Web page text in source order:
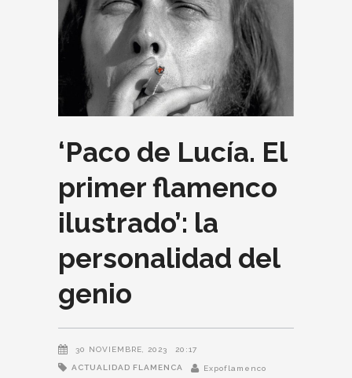
‘Paco de Lucía. El
primer flamenco
ilustrado’: la
personalidad del
genio
30 NOVIEMBRE, 2023 20:17
ACTUALIDAD FLAMENCA Expoflamenco